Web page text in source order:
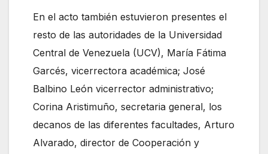
En el acto también estuvieron presentes el
resto de las autoridades de la Universidad
Central de Venezuela (UCV), María Fátima
Garcés, vicerrectora académica; José
Balbino León vicerrector administrativo;
Corina Aristimuño, secretaria general, los
decanos de las diferentes facultades, Arturo
Alvarado, director de Cooperación y